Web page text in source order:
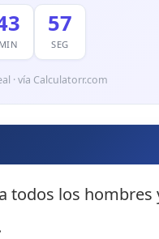
MIN
56
SEG
· vía Calculatorr.com
todos los